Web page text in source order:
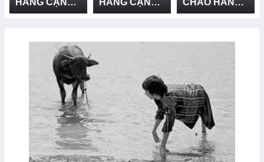
TRANH CUNG
THỐNG LOA
TRUYỀN
THANH - LẦN
TRANH CUNG
PHÒNG
THIÊN TAI -
CẠNH TRANH
ĐỒ RŮI RO
THIÊN TAI TẠI
XÃ BỐ
TRẠCH, XÃ
BẮC TRẠCH
VÀ XÃ
PHONG NHA,
TỈNH QUẢNG
TRỊ - LẦN 2